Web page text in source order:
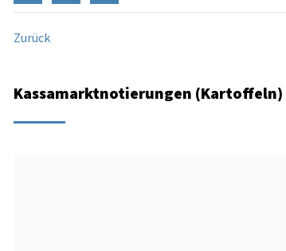
Zurück
Kassamarktnotierungen (Kartoffeln)